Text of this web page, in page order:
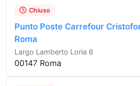
Chiuso
Punto Poste Carrefour
Roma
Largo Lamberto Loria 6
00147 Roma